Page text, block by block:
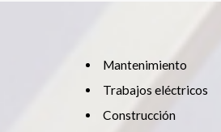
Mantenimiento
Trabajos eléctricos
Construcción